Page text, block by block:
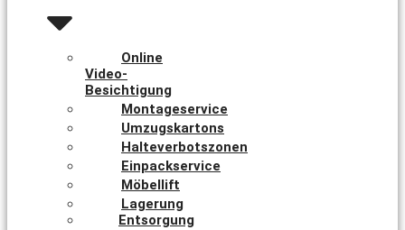
Online
Video-
Besichtigung
Montageservice
Umzugskartons
Halteverbotszonen
Einpackservice
Möbellift
Lagerung
Entsorgung